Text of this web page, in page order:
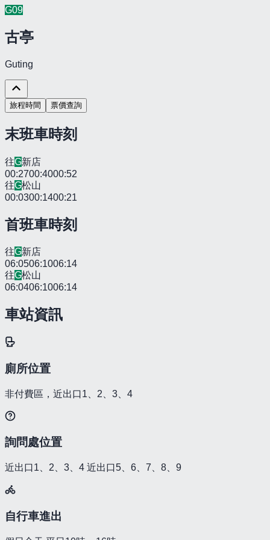
G09
古亭
Guting
旅程時間 票價查詢
末班車時刻
往G新店
00:2700:4000:52
往G松山
00:0300:1400:21
首班車時刻
往G新店
06:0506:1006:14
往G松山
06:0406:1006:14
車站資訊
廁所位置
非付費區，近出口1、2、3、4
詢問處位置
近出口1、2、3、4 近出口5、6、7、8、9
自行車進出